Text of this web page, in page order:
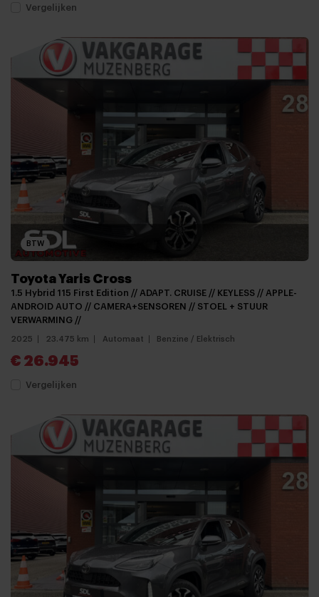
Vergelijken
BTW
Toyota Yaris Cross
1.5 Hybrid 115 First Edition // ADAPT. CRUISE // KEYLESS // APPLE-
ANDROID AUTO // CAMERA+SENSOREN // STOEL + STUUR
VERWARMING //
2025 23.475 km Automaat Benzine / Elektrisch
€ 26.945
Vergelijken